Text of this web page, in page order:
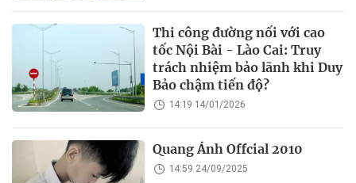
Thi công đường nối với cao
tốc Nội Bài - Lào Cai: Truy
trách nhiệm bảo lãnh khi Duy
Bảo chậm tiến độ?
14:19 14/01/2026
Quang Ánh Offcial 2010
14:59 24/09/2025